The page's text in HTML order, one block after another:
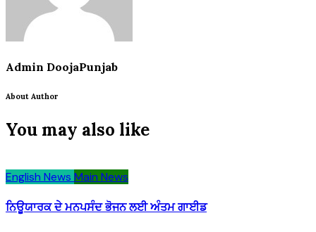
Admin DoojaPunjab
About Author
You may also like
English News Main News
ਨਿਊਯਾਰਕ ਦੇ ਮਨਪਸੰਦ ਭੋਜਨ ਲਈ ਅੰਤਮ ਗਾਈਡ